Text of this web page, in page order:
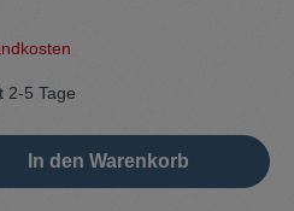
2-5 Tage
In den Warenkorb